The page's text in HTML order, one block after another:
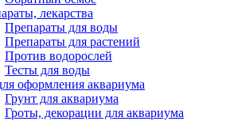
лекарства
Препараты для воды
Препараты для растений
Против водорослей
Тесты для воды
оформления аквариума
Грунт для аквариума
Гроты, декорации для аквариума